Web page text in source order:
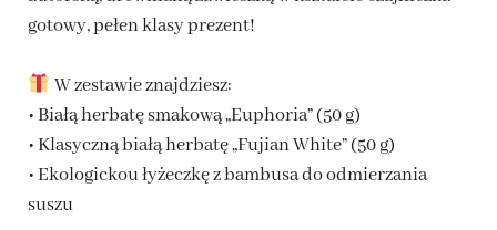
gotowy, pełen klasy prezent!
W zestawie znajdziesz:
• Białą herbatę smakową „Euphoria” (50 g)
• Klasyczną białą herbatę „Fujian White” (50 g)
• Ekologickou łyżeczkę z bambusa do odmierzania
suszu